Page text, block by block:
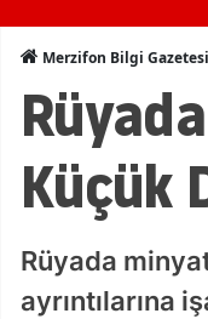
Merzifon Bilgi Gazetesi
Küçük
Rüyada
ayrıntılarına